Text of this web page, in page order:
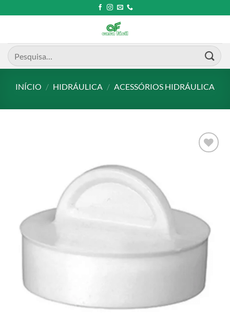
to
Pesquisar
por:
INÍCIO / HIDRÁULICA / ACESSÓRIOS HIDRÁULICA